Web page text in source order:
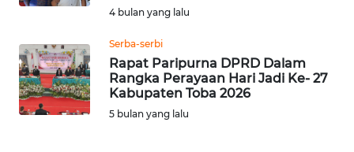
4 bulan yang lalu
Serba-serbi
Rapat Paripurna DPRD Dalam
Rangka Perayaan Hari Jadi Ke- 27
Kabupaten Toba 2026
5 bulan yang lalu
REDAKSI
KARIR
DISCLAIMER